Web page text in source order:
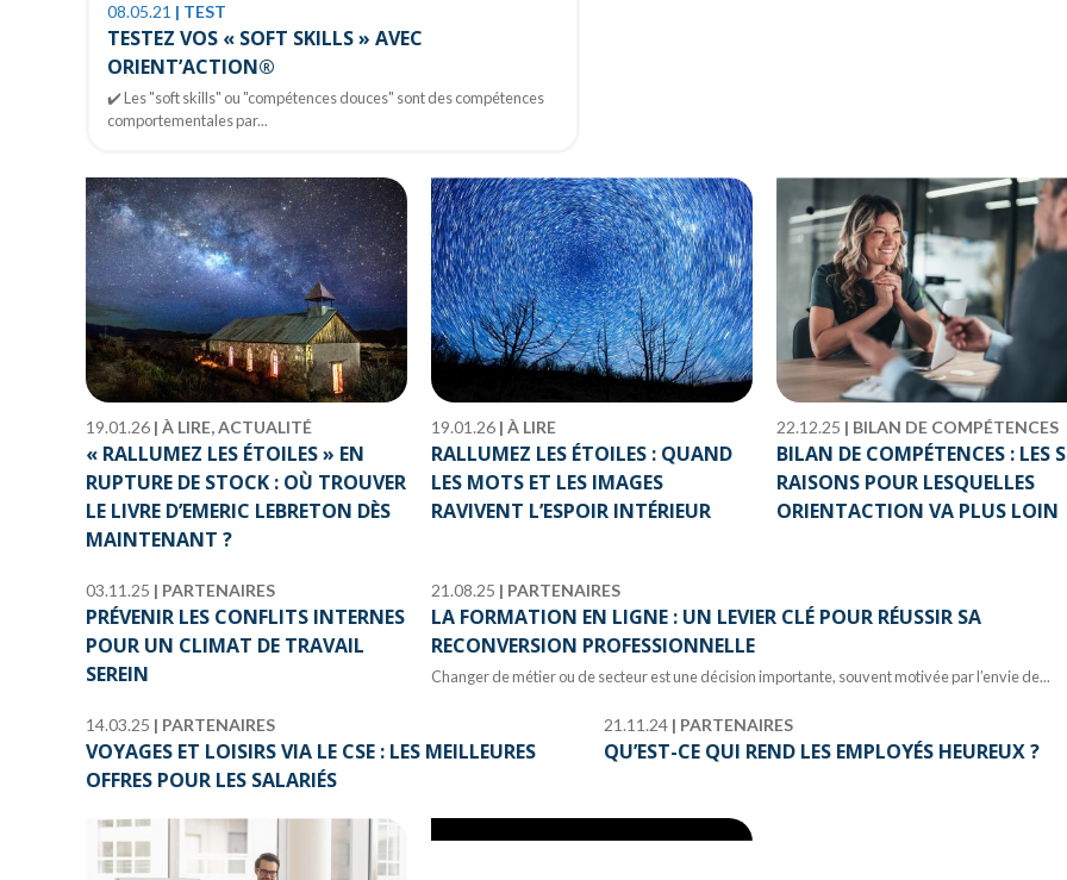
08.05.21 | TEST
TESTEZ VOS « SOFT SKILLS » AVEC
ORIENT’ACTION®
✔️ Les "soft skills" ou "compétences douces" sont des compétences
comportementales par...
19.01.26 | À LIRE, ACTUALITÉ
« RALLUMEZ LES ÉTOILES » EN
RUPTURE DE STOCK : OÙ TROUVER
LE LIVRE D’EMERIC LEBRETON DÈS
MAINTENANT ?
19.01.26| À LIRE
RALLUMEZ LES ÉTOILES : QUAND
LES MOTS ET LES IMAGES
RAVIVENT L’ESPOIR INTÉRIEUR
22.12.25 | BILAN DE COMPÉTENCES
BILAN DE COMPÉTENCES : LES
RAISONS POUR LESQUELLES
ORIENTACTION VA PLUS LOIN
03.11.25 | PARTENAIRES
PRÉVENIR LES CONFLITS INTERNES
POUR UN CLIMAT DE TRAVAIL
SEREIN
21.08.25 | PARTENAIRES
LA FORMATION EN LIGNE : UN LEVIER CLÉ POUR RÉUSSIR SA
RECONVERSION PROFESSIONNELLE
Changer de métier ou de secteur est une décision importante, souvent motivée par l’envie de...
14.03.25 | PARTENAIRES
VOYAGES ET LOISIRS VIA LE CSE : LES MEILLEURES
OFFRES POUR LES SALARIÉS
21.11.24 | PARTENAIRES
QU’EST-CE QUI REND LES EMPLOYÉS HEUREUX ?